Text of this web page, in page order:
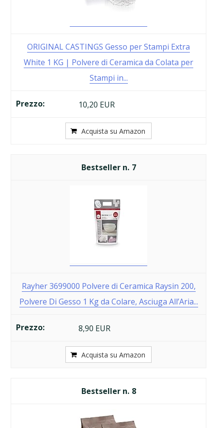
ORIGINAL CASTINGS Gesso per Stampi Extra
White 1 KG | Polvere di Ceramica da Colata per
Stampi in...
10,20 EUR
Acquista su Amazon
7
Rayher 3699000 Polvere di Ceramica Raysin 200,
Polvere Di Gesso 1 Kg da Colare, Asciuga All’Aria...
8,90 EUR
Acquista su Amazon
8